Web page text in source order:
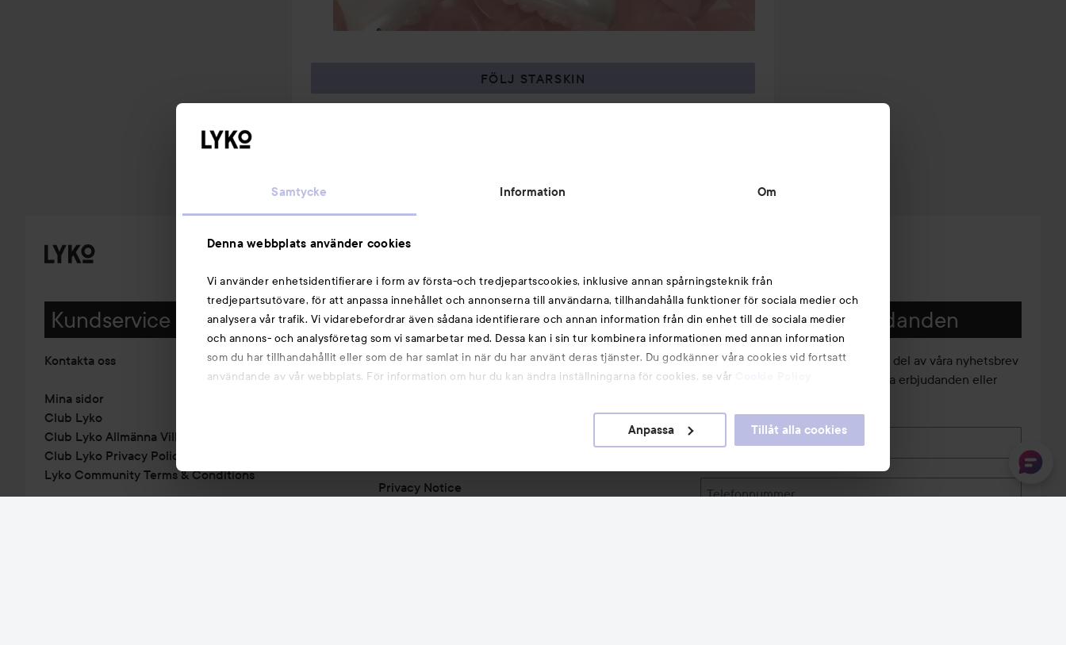
Samtycke Information Om
Denna webbplats använder cookies
Vi använder enhetsidentifierare i form av första-och tredjepartscookies, inklusive annan spårningsteknik från
tredjepartsutövare, för att anpassa innehållet och annonserna till användarna, tillhandahålla funktioner för sociala medier och
analysera vår trafik. Vi vidarebefordrar även sådana identifierare och annan information från din enhet till de sociala medier
och annons- och analysföretag som vi samarbetar med. Dessa kan i sin tur kombinera informationen med annan information
som du har tillhandahållit eller som de har samlat in när du har använt deras tjänster. Du godkänner våra cookies vid fortsatt
användande av vår webbplats. För information om hur du kan ändra inställningarna för cookies, se vår
Anpassa Tillåt alla cookies
FÖLJ STARSKIN
Kundservice
Kontakta oss
Mina sidor
Club Lyko
Club Lyko Allmänna Villkor
Club Lyko Privacy Policy
Lyko Community Terms & Conditions
Information
Lyko Creator
Vill du samarbeta med Lyko?
Är du frisör? Se vår sajt med professionella produkter
Privacy Notice
Nyheter och erbjudanden
Bli medlem i vår kundklubb och ta del av våra nyhetsbrev
och sms så att du inte missar några erbjudanden eller
E-post
Telefonnummer